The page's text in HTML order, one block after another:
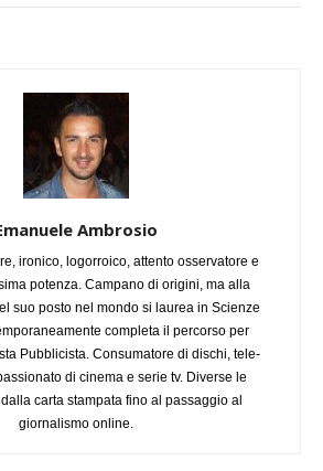
Ambrosio
ironico, logorroico, attento osservatore e
potenza. Campano di origini, ma alla
suo posto nel mondo si laurea in Scienze
completa il percorso per
Pubblicista. Consumatore di dischi, tele-
di cinema e serie tv. Diverse le
carta stampata fino al passaggio al
giornalismo online.